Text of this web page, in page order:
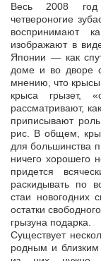
Весь 2008
четвероногие
воспринимают
изображают в
Японии — как
доме и во дворе
мнению, что
крыса грызет,
рассматривают,
приписывают
рис. В общем,
для большинства
ничего хорошего
придется
раскидывать по
стаи новогодних
остатки
грызуна подарка.
Существует
родным и